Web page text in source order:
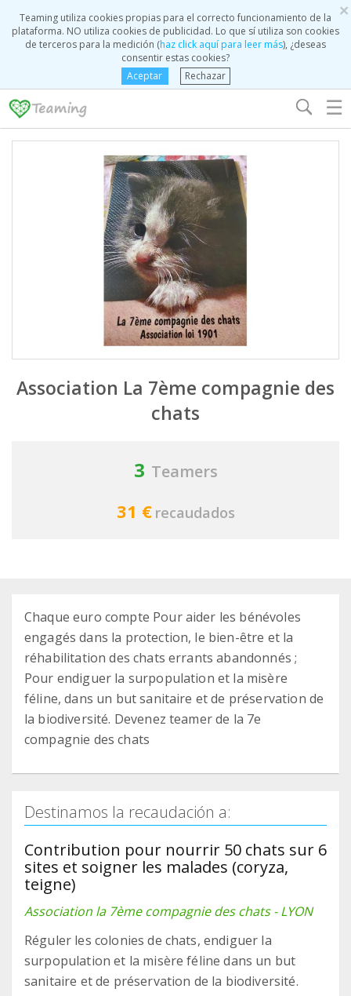
×
Teaming utiliza cookies propias para el correcto funcionamiento de la
plataforma. NO utiliza cookies de publicidad. Lo que sí utiliza son cookies
de terceros para la medición (haz click aquí para leer más), ¿deseas
consentir estas cookies?
Aceptar
Rechazar
☰
Association La 7ème compagnie des
chats
3 Teamers
31 € recaudados
Chaque euro compte Pour aider les bénévoles
engagés dans la protection, le bien-être et la
réhabilitation des chats errants abandonnés ;
Pour endiguer la surpopulation et la misère
féline, dans un but sanitaire et de préservation de
la biodiversité. Devenez teamer de la 7e
compagnie des chats
Destinamos la recaudación a:
Contribution pour nourrir 50 chats sur 6
sites et soigner les malades (coryza,
teigne)
Association la 7ème compagnie des chats - LYON
Réguler les colonies de chats, endiguer la
surpopulation et la misère féline dans un but
sanitaire et de préservation de la biodiversité.